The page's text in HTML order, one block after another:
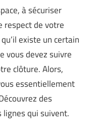
à sécuriser
respect de votre
existe un certain
vous devez suivre
clôture. Alors,
essentiellement
des
qui suivent.